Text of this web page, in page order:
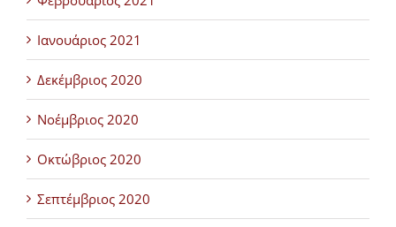
Ιανουάριος 2021
Δεκέμβριος 2020
Νοέμβριος 2020
Οκτώβριος 2020
Σεπτέμβριος 2020